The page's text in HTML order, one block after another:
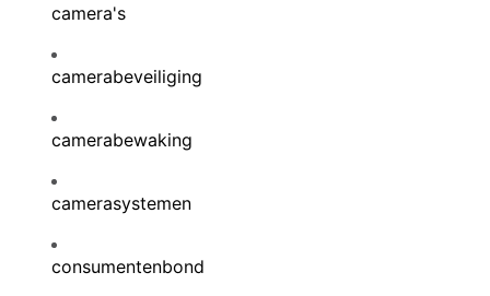
camera's
camerabeveiliging
camerabewaking
camerasystemen
consumentenbond